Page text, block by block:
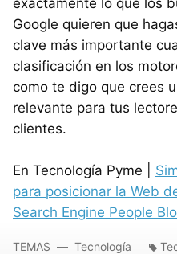
Google quieren que
clave más importante
clasificación en los
como te digo que crees
relevante para tus
clientes.
En Tecnología Pyme |
para posicionar la Web
Search Engine People
TEMAS Tecnología